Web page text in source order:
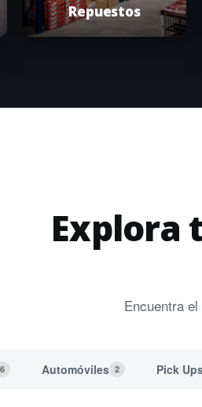
Repuestos
Explora
Encuentra
6 Automóviles 2 Pick